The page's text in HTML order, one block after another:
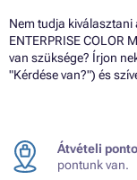
Nem tudja kiválasztani
ENTERPRISE COLOR
van szüksége? Írjon
"Kérdése van?") és
Átvételi
pontunk van.